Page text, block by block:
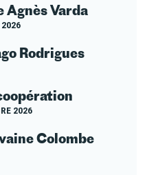
Varda
2026
Rodrigues
2026
Colombe